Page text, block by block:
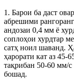
1. Барои ба даст
абрешими
андозаи 0,4 мм ё
соплоҳои хурдтар
сатҳ ноил шаванд.
ҳарорати кат аз
тақрибан 50-60 мм/с
бошад.